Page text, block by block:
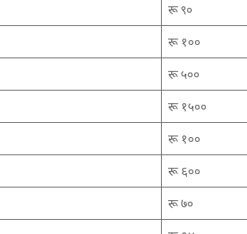
रू ९०
रू १००
रू ५००
रू १५००
रू १००
रू ६००
रू ७०